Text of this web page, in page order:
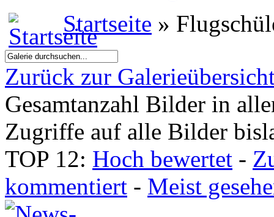
Startseite »
Zurück zur
Gesamtanzahl Bilder in
Zugriffe auf alle Bilder
TOP 12: Hoch bewertet -
kommentiert - Meist